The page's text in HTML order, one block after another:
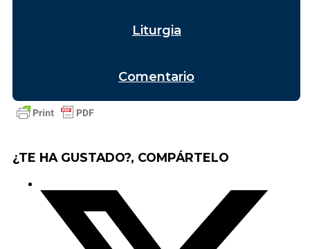
Liturgia
Comentario
¿TE HA GUSTADO?, COMPÁRTELO